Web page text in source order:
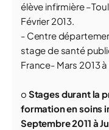
élève infirmière
Février 2013.
- Centre
stage de santé
France- Mars 2013 à
o Stages durant la
formation en soins
Septembre 2011 à